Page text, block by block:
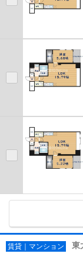
賃貸｜マンション 東